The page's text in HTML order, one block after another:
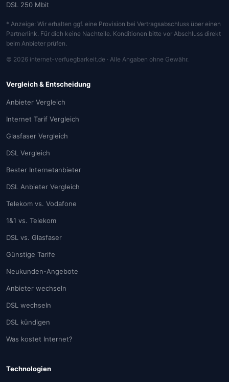
DSL 250 Mbit
* Anzeige: Wir erhalten ggf. eine Provision bei Vertragsabschluss über einen
Partnerlink. Für dich keine Nachteile. Konditionen bitte vor Abschluss direkt
beim Anbieter prüfen.
© 2026 internet-verfuegbarkeit.de · Alle Angaben ohne Gewähr.
Vergleich & Entscheidung
Anbieter Vergleich
Internet Tarif Vergleich
Glasfaser Vergleich
DSL Vergleich
Bester Internetanbieter
DSL Anbieter Vergleich
Telekom vs. Vodafone
1&1 vs. Telekom
DSL vs. Glasfaser
Günstige Tarife
Neukunden-Angebote
Anbieter wechseln
DSL wechseln
DSL kündigen
Was kostet Internet?
Technologien